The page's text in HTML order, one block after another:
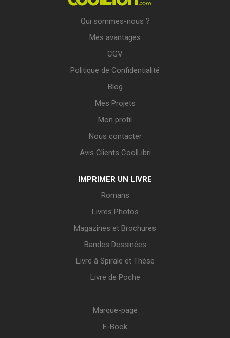
Qui sommes-nous ?
Mes avantages
CGV
Politique de Confidentialité
Blog
Mes Projets
Mon profil
Nous contacter
Avis Clients CoolLibri
IMPRIMER UN LIVRE
Romans
Livres Photos
Magazines et Brochures
Bandes Dessinées
Livre à Spirale et Thèse
Livre de Poche
Marque-page
E-Book